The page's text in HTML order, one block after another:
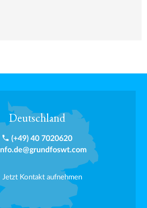
Deutschland
phone (+49) 40 7020620
Info.de@grundfoswt.com
Jetzt Kontakt aufnehmen